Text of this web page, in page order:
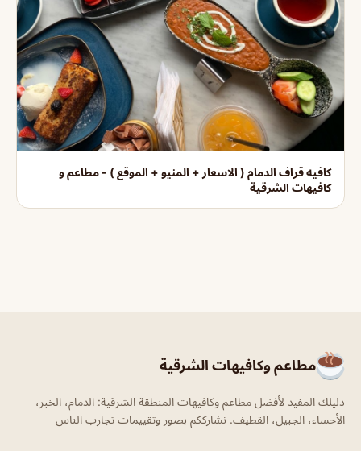
كافيه قراف الدمام ( الاسعار + المنيو + الموقع ) - مطاعم و
كافيهات الشرقية
مطاعم وكافيهات الشرقية
دليلك المفيد لأفضل مطاعم وكافيهات المنطقة الشرقية: الدمام، الخبر،
الأحساء، الجبيل، القطيف. نشارككم بصور وتقييمات تجارب الناس